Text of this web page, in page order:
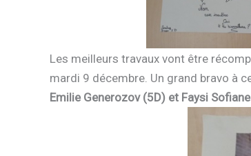
Les meilleurs travaux vont être
mardi 9 décembre. Un grand bravo à
Emilie Generozov (5D) et Faysi